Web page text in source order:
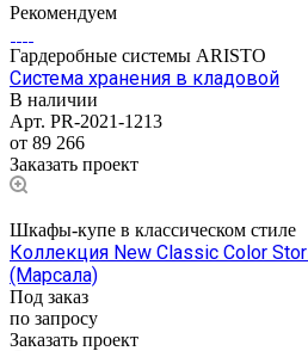
Рекомендуем
Гардеробные системы ARISTO
Система хранения в кладовой
В наличии
Арт. PR-2021-1213
от 89 266
Заказать проект
Шкафы-купе в классическом стиле
Коллекция New Classic Color
(Марсала)
Под заказ
по запросу
Заказать проект